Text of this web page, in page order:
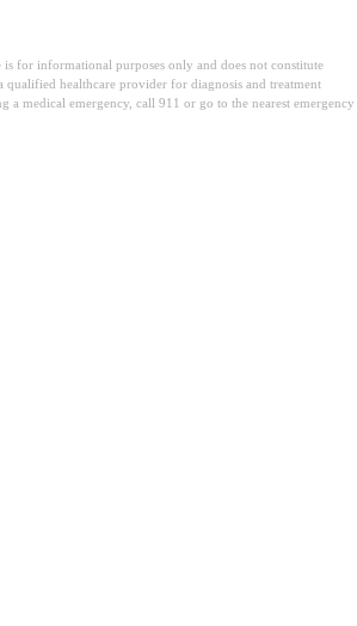
is for informational purposes only and does not constitute
qualified healthcare provider for diagnosis and treatment
a medical emergency, call 911 or go to the nearest emergency